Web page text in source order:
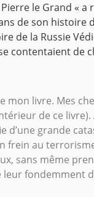
Pierre le Grand «
de son histoire
de la Russie
contentaient de
mon livre. Mes
de ce livre).
d’une grande
frein au
sans même
leur fondemment